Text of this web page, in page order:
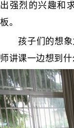
出强烈的兴趣和
板。
孩子们的想象
师讲课一边想到什